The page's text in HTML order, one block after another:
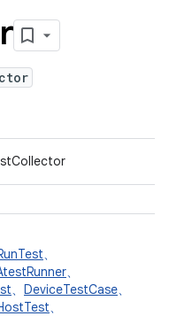
、
、
、 DeviceTestCase、
、